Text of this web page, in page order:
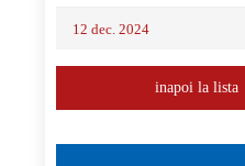
12 dec. 2024
inapoi la lista